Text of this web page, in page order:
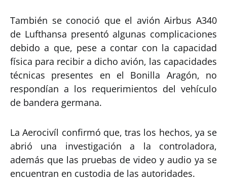
También se conoció que el avión Airbus A340
de Lufthansa presentó algunas complicaciones
debido a que, pese a contar con la capacidad
física para recibir a dicho avión, las capacidades
técnicas presentes en el Bonilla Aragón, no
respondían a los requerimientos del vehículo
de bandera germana.
La Aerocivíl confirmó que, tras los hechos, ya se
abrió una investigación a la controladora,
además que las pruebas de video y audio ya se
encuentran en custodia de las autoridades.